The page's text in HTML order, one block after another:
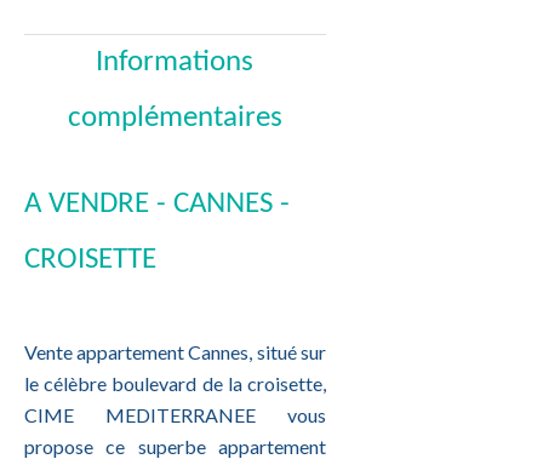
Informations
complémentaires
A VENDRE - CANNES -
CROISETTE
Vente appartement Cannes, situé sur
le célèbre boulevard de la croisette,
CIME MEDITERRANEE vous
propose ce superbe appartement